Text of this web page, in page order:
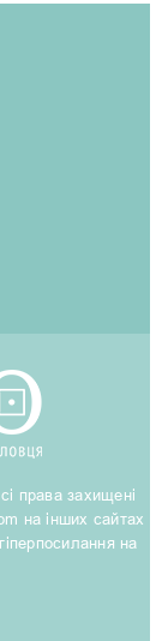
права захищені
на інших сайтах
на